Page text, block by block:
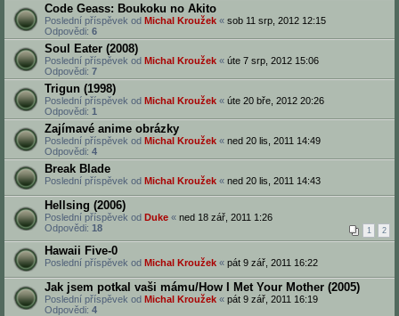
Code Geass: Boukoku no Akito
Poslední příspěvek od Michal Kroužek « sob 11 srp, 2012 12:15
Odpovědi: 6
Soul Eater (2008)
Poslední příspěvek od Michal Kroužek « úte 7 srp, 2012 15:06
Odpovědi: 7
Trigun (1998)
Poslední příspěvek od Michal Kroužek « úte 20 bře, 2012 20:26
Odpovědi: 1
Zajímavé anime obrázky
Poslední příspěvek od Michal Kroužek « ned 20 lis, 2011 14:49
Odpovědi: 4
Break Blade
Poslední příspěvek od Michal Kroužek « ned 20 lis, 2011 14:43
Hellsing (2006)
Poslední příspěvek od Duke « ned 18 zář, 2011 1:26
Odpovědi: 18 1 2
Hawaii Five-0
Poslední příspěvek od Michal Kroužek « pát 9 zář, 2011 16:22
Jak jsem potkal vaši mámu/How I Met Your Mother (2005)
Poslední příspěvek od Michal Kroužek « pát 9 zář, 2011 16:19
Odpovědi: 4